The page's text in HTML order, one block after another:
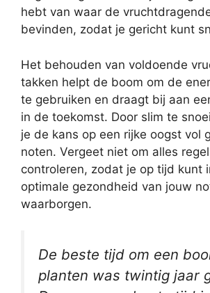
hebt van waar de
bevinden, zodat je gericht kunt
Het behouden van voldoende
takken helpt de boom om de
te gebruiken en draagt bij aan
in de toekomst. Door slim te
je de kans op een rijke oogst vol
noten. Vergeet niet om alles
controleren, zodat je op tijd kunt
optimale gezondheid van jouw
waarborgen.
De beste tijd om een
planten was twintig jaar